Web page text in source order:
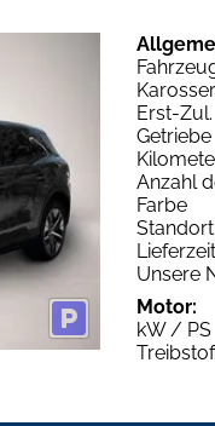
Erst-Zul.
Getriebe
Anzahl
Farbe
Standort
Lieferzeit
Unsere
Motor:
kW / PS